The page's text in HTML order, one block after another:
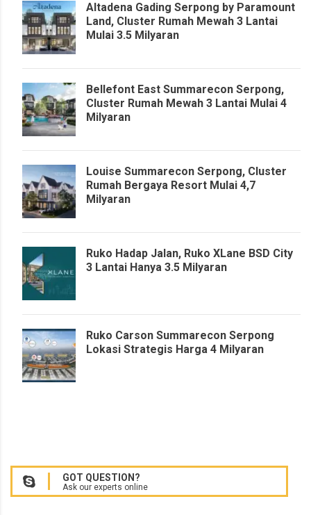
Altadena Gading Serpong by Paramount
Land, Cluster Rumah Mewah 3 Lantai
Mulai 3.5 Milyaran
Bellefont East Summarecon Serpong,
Cluster Rumah Mewah 3 Lantai Mulai 4
Milyaran
Louise Summarecon Serpong, Cluster
Rumah Bergaya Resort Mulai 4,7
Milyaran
Ruko Hadap Jalan, Ruko XLane BSD City
3 Lantai Hanya 3.5 Milyaran
Ruko Carson Summarecon Serpong
Lokasi Strategis Harga 4 Milyaran
GOT QUESTION?
Ask our experts online